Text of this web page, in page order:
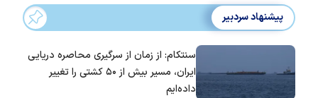
پیشنهاد سردبیر
سنتکام: از زمان از سرگیری محاصره دریایی
ایران، مسیر بیش از ۵۰ کشتی را تغییر
داده‌ایم